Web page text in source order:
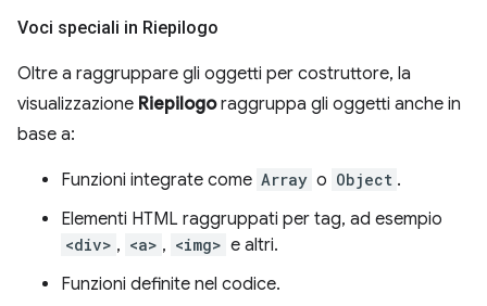
Voci speciali in Riepilogo
Oltre a raggruppare gli oggetti per costruttore, la
visualizzazione Riepilogoraggruppa gli oggetti anche in
base a:
Funzioni integrate come Array o Object .
Elementi HTML raggruppati per tag, ad esempio
<div> , <a> , <img> e altri.
Funzioni definite nel codice.